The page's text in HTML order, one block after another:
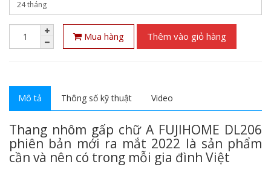
Mua hàng Thêm vào giỏ hàng
Mô tả Thông số kỹ thuật Video
Thang nhôm gấp chữ A FUJIHOME DL206
phiên bản mới ra mắt 2022 là sản phẩm
cần và nên có trong mỗi gia đình Việt